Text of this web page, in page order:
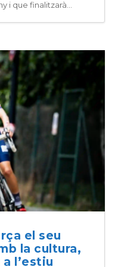
i que finalitzarà...
el seu
la cultura,
l’estiu